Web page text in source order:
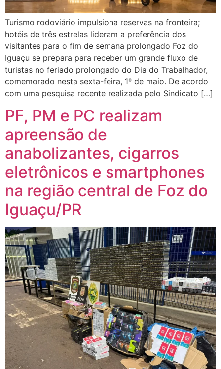
Turismo rodoviário impulsiona reservas na fronteira;
hotéis de três estrelas lideram a preferência dos
visitantes para o fim de semana prolongado Foz do
Iguaçu se prepara para receber um grande fluxo de
turistas no feriado prolongado do Dia do Trabalhador,
comemorado nesta sexta-feira, 1º de maio. De acordo
com uma pesquisa recente realizada pelo Sindicato […]
PF, PM e PC realizam
apreensão de
anabolizantes, cigarros
eletrônicos e smartphones
na região central de Foz do
Iguaçu/PR